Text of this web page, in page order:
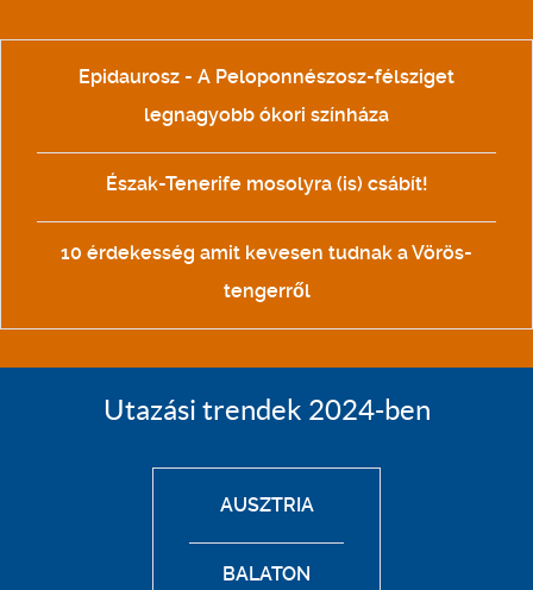
Epidaurosz - A Peloponnészosz-félsziget
legnagyobb ókori színháza
Észak-Tenerife mosolyra (is) csábít!
10 érdekesség amit kevesen tudnak a Vörös-
tengerről
Utazási trendek 2024-ben
AUSZTRIA
BALATON